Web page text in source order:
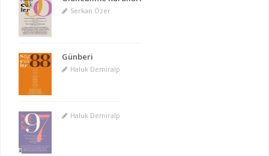
Serkan Özer
Günberi
Haluk Demiralp
Haluk Demiralp